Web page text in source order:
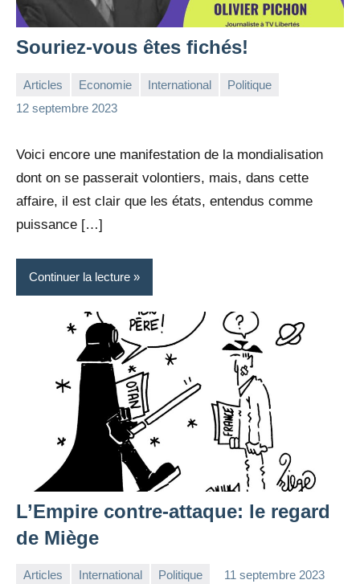
Souriez-vous êtes fichés!
Articles Economie International
Politique
12 septembre 2023
la
Aucun
Voici encore une manifestation de la mondialisation
dont on se passerait volontiers, mais, dans cette
affaire, il est clair que les états, entendus comme
puissance […]
Continuer la lecture
L’Empire contre-attaque: le regard
de Miège
Articles International Politique 11 septembre 2023